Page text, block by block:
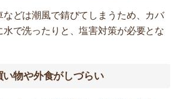
どは潮風で錆びてしまうため、カバ
で洗ったりと、塩害対策が必要とな
物や外食がしづらい